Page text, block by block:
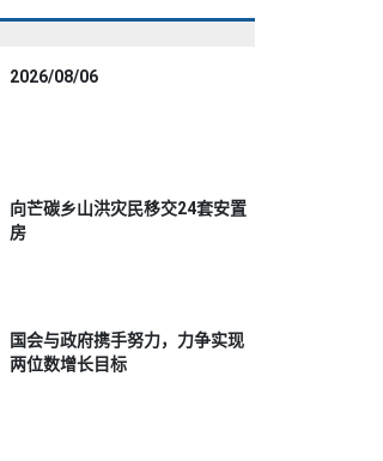
2026/08/06
向芒碳乡山洪灾民移交24套安置
房
国会与政府携手努力，力争实现
两位数增长目标